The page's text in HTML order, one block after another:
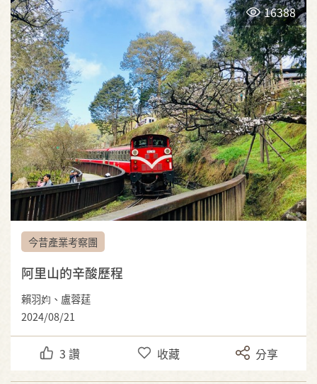
16388
今昔產業考察團
阿里山的辛酸歷程
賴羽㚬、盧蓉莛
2024/08/21
3 讚 收藏 分享